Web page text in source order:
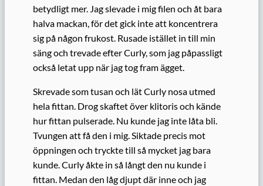
betydligt mer. Jag slevade i mig filen och åt bara
halva mackan, för det gick inte att koncentrera
sig på någon frukost. Rusade istället in till min
säng och trevade efter Curly, som jag påpassligt
också letat upp när jag tog fram ägget.
Skrevade som tusan och lät Curly nosa utmed
hela fittan. Drog skaftet över klitoris och kände
hur fittan pulserade. Nu kunde jag inte låta bli.
Tvungen att få den i mig. Siktade precis mot
öppningen och tryckte till så mycket jag bara
kunde. Curly åkte in så långt den nu kunde i
fittan. Medan den låg djupt där inne och jag